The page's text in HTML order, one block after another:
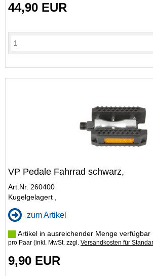
44,90 EUR
VP Pedale Fahrrad schwarz,
Art.Nr. 260400
Kugelgelagert ,
zum Artikel
Artikel in ausreichender Menge verfügbar
pro Paar (inkl. MwSt. zzgl. Versandkosten für
9,90 EUR